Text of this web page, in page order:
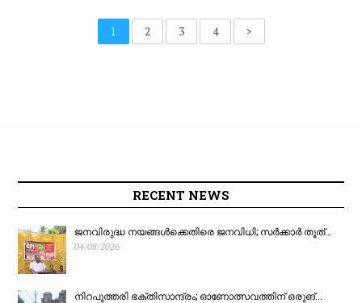
1 2 3 4 >
RECENT NEWS
ജനവിരുദ്ധ നയങ്ങൾക്കെതിരെ ജനവിധി; സർക്കാർ തൂത്...
04/08/2026
നിറപുത്തരി ഭക്തിസാന്ദ്രം; ഓണോത്സവത്തിന് ഒരുങ്...